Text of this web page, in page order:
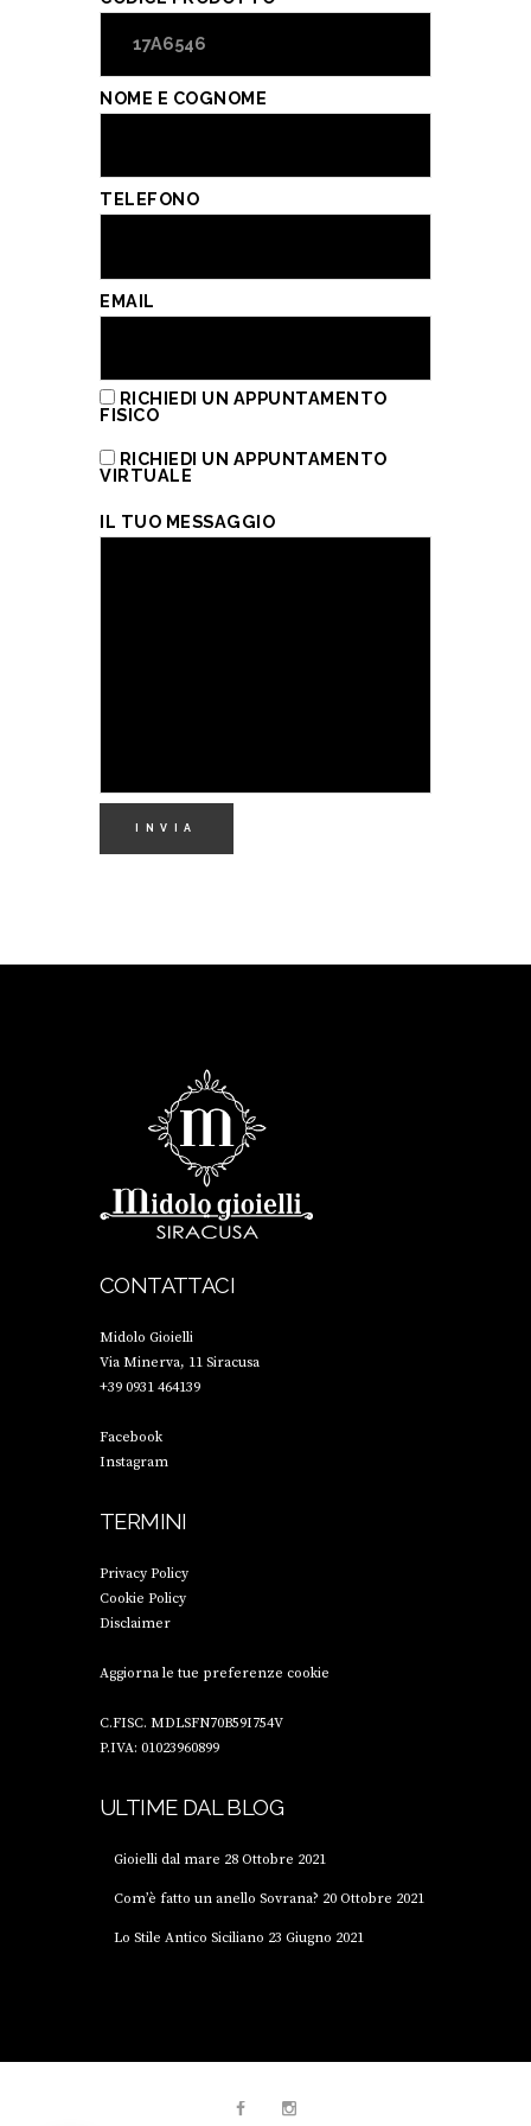
NOME E COGNOME
TELEFONO
EMAIL
RICHIEDI UN APPUNTAMENTO
FISICO
RICHIEDI UN APPUNTAMENTO
VIRTUALE
IL TUO MESSAGGIO
CONTATTACI
Midolo Gioielli
Via Minerva, 11 Siracusa
+39 0931 464139
Facebook
Instagram
TERMINI
Privacy Policy
Cookie Policy
Disclaimer
Aggiorna le tue preferenze cookie
C.FISC. MDLSFN70B59I754V
P.IVA: 01023960899
ULTIME DAL BLOG
Gioielli dal mare 28 Ottobre 2021
Com’è fatto un anello Sovrana? 20 Ottobre 2021
Lo Stile Antico Siciliano 23 Giugno 2021